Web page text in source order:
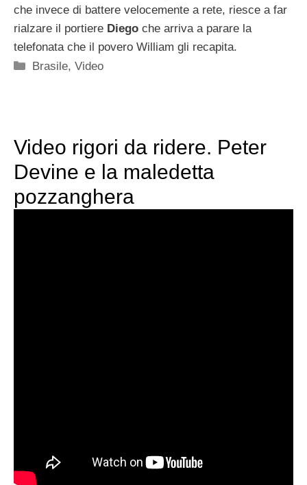
che invece di battere velocemente a rete, riesce a far
rialzare il portiere Diego che arriva a parare la
telefonata che il povero William gli recapita.
Categorie
Brasile,Video
Video rigori da ridere. Peter
Devine e la maledetta
pozzanghera